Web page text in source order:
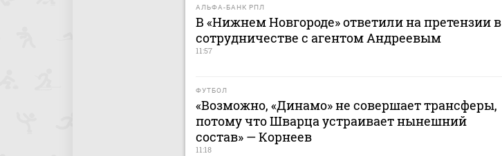
АЛЬФА-БАНК РПЛ
В «Нижнем Новгороде» ответили на претензии в
сотрудничестве с агентом Андреевым
11:57
ФУТБОЛ
«Возможно, «Динамо» не совершает трансферы,
потому что Шварца устраивает нынешний
состав» — Корнеев
11:18